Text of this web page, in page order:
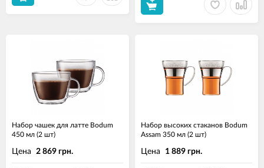
Набор чашек для латте Bodum
450 мл (2 шт)
Цена 2 869 грн.
Набор высоких стаканов Bodum
Assam 350 мл (2 шт)
Цена 1 889 грн.